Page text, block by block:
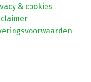
& cookies